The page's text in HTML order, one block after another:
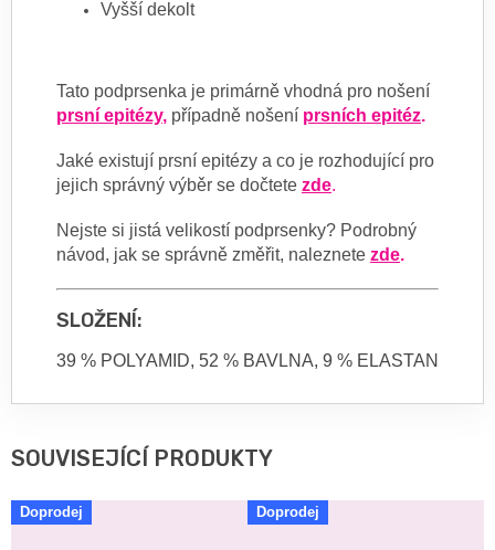
Vyšší dekolt
Tato podprsenka je primárně vhodná pro nošení
prsní epitézy, případně nošení prsních epitéz.
Jaké existují prsní epitézy a co je rozhodující pro
jejich správný výběr se dočtete zde.
Nejste si jistá velikostí podprsenky? Podrobný
návod, jak se správně změřit, naleznete zde.
SLOŽENÍ:
39 % POLYAMID, 52 % BAVLNA, 9 % ELASTAN
SOUVISEJÍCÍ PRODUKTY
Doprodej Doprodej